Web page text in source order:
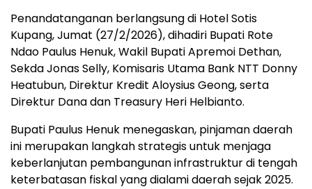
Penandatanganan berlangsung di Hotel Sotis
Kupang, Jumat (27/2/2026), dihadiri Bupati Rote
Ndao Paulus Henuk, Wakil Bupati Apremoi Dethan,
Sekda Jonas Selly, Komisaris Utama Bank NTT Donny
Heatubun, Direktur Kredit Aloysius Geong, serta
Direktur Dana dan Treasury Heri Helbianto.
Bupati Paulus Henuk menegaskan, pinjaman daerah
ini merupakan langkah strategis untuk menjaga
keberlanjutan pembangunan infrastruktur di tengah
keterbatasan fiskal yang dialami daerah sejak 2025.